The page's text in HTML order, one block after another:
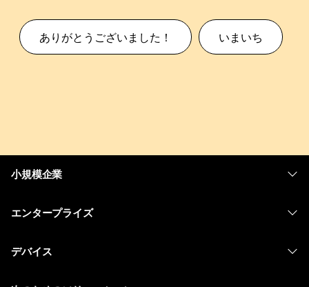
ありがとうございました！ いまいち
小規模企業
エンタープライズ
デバイス